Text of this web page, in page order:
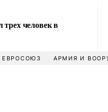
человек в
ЕВРОСОЮЗ АРМИЯ И